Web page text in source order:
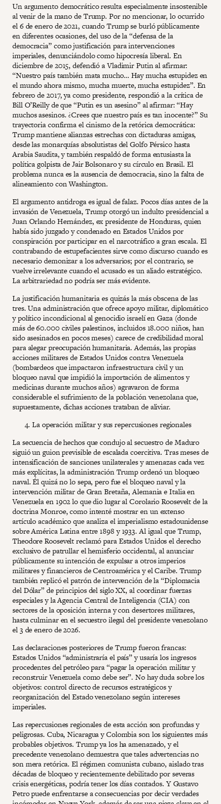
Un argumento democrático resulta especialmente insostenible
al venir de la mano de Trump. Por no mencionar, lo ocurrido
el 6 de enero de 2021, cuando Trump se burló públicamente
en diferentes ocasiones, del uso de la “defensa de la
democracia” como justificación para intervenciones
imperiales, denunciándolo como hipocresía liberal. En
diciembre de 2015, defendió a Vladimir Putin al afirmar:
“Nuestro país también mata mucho… Hay mucha estupidez en
el mundo ahora mismo, mucha muerte, mucha estupidez”. En
febrero de 2017, ya como presidente, respondió a la crítica de
Bill O’Reilly de que “Putin es un asesino” al afirmar: “Hay
muchos asesinos. ¿Crees que nuestro país es tan inocente?” Su
trayectoria confirma el cinismo de la retórica democrática:
Trump mantiene alianzas estrechas con dictaduras amigas,
desde las monarquías absolutistas del Golfo Pérsico hasta
Arabia Saudita, y también respaldó de forma entusiasta la
política golpista de Jair Bolsonaro y su círculo en Brasil. El
problema nunca es la ausencia de democracia, sino la falta de
alineamiento con Washington.
El argumento antidroga es igual de falaz. Pocos días antes de la
invasión de Venezuela, Trump otorgó un indulto presidencial a
Juan Orlando Hernández, ex presidente de Honduras, quien
había sido juzgado y condenado en Estados Unidos por
conspiración por participar en el narcotráfico a gran escala. El
contrabando de estupefacientes sirve como discurso cuando es
necesario demonizar a los adversarios; por el contrario, se
vuelve irrelevante cuando el acusado es un aliado estratégico.
La arbitrariedad no podría ser más evidente.
La justificación humanitaria es quizás la más obscena de las
tres. Una administración que ofrece apoyo militar, diplomático
y político incondicional al genocidio israelí en Gaza (donde
más de 60.000 civiles palestinos, incluidos 18.000 niños, han
sido asesinados en pocos meses) carece de credibilidad moral
para alegar preocupación humanitaria. Además, las propias
acciones militares de Estados Unidos contra Venezuela
(bombardeos que impactaron infraestructura civil y un
bloqueo naval que impidió la importación de alimentos y
medicinas durante muchos años) agravaron de forma
considerable el sufrimiento de la población venezolana que,
supuestamente, dichas acciones trataban de aliviar.
La operación militar y sus repercusiones regionales
La secuencia de hechos que condujo al secuestro de Maduro
siguió un guion previsible de escalada coercitiva. Tras meses de
intensificación de sanciones unilaterales y amenazas cada vez
más explícitas, la administración Trump ordenó un bloqueo
naval. Él quizá no lo sepa, pero fue el bloqueo naval y la
intervención militar de Gran Bretaña, Alemania e Italia en
Venezuela en 1902 lo que dio lugar al Corolario Roosevelt de la
doctrina Monroe, como intenté mostrar en un extenso
artículo académico que analiza el imperialismo estadounidense
sobre América Latina entre 1898 y 1933. Al igual que Trump,
Theodore Roosevelt reclamó para Estados Unidos el derecho
exclusivo de patrullar el hemisferio occidental, al anunciar
públicamente su intención de expulsar a otros imperios
militares y financieros de Centroamérica y el Caribe. Trump
también replicó el patrón de intervención de la “Diplomacia
del Dólar” de principios del siglo XX, al coordinar fuerzas
especiales y la Agencia Central de Inteligencia (CIA) con
sectores de la oposición interna y con desertores militares,
hasta culminar en el secuestro ilegal del presidente venezolano
el 3 de enero de 2026.
Las declaraciones posteriores de Trump fueron francas:
Estados Unidos “administraría el país” y usaría los ingresos
procedentes del petróleo para “pagar la operación militar y
reconstruir Venezuela como debe ser”. No hay duda sobre los
objetivos: control directo de recursos estratégicos y
reorganización del Estado venezolano según intereses
imperiales.
Las repercusiones regionales de esta acción son profundas y
peligrosas. Cuba, Nicaragua y Colombia son los siguientes más
probables objetivos. Trump ya los ha amenazado, y el
precedente venezolano demuestra que tales advertencias no
son mera retórica. El régimen comunista cubano, aislado tras
décadas de bloqueo y recientemente debilitado por severas
crisis energéticas, podría tener los días contados. Y Gustavo
Petro puede enfrentarse a consecuencias por decir verdades